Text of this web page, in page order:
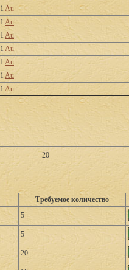
1 Au
1 Au
1Au
1 Au
1Au
1 Au
1 Au
20
Требуемое количество
5
5
20